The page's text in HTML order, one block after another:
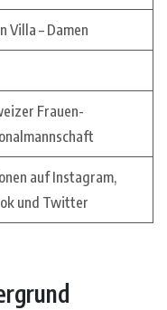
Villa – Damen
Frauen-
auf Instagram,
und Twitter